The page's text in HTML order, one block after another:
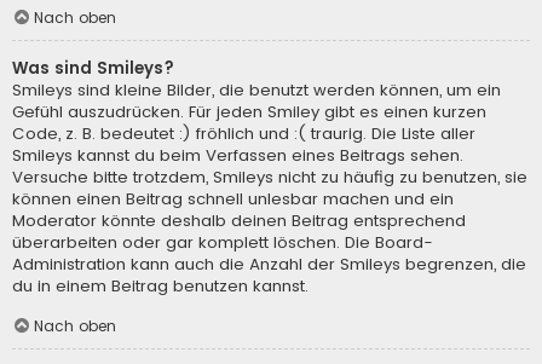
Nach oben
Was sind Smileys?
Smileys sind kleine Bilder, die benutzt werden können, um ein
Gefühl auszudrücken. Für jeden Smiley gibt es einen kurzen
Code, z. B. bedeutet :) fröhlich und :( traurig. Die Liste aller
Smileys kannst du beim Verfassen eines Beitrags sehen.
Versuche bitte trotzdem, Smileys nicht zu häufig zu benutzen, sie
können einen Beitrag schnell unlesbar machen und ein
Moderator könnte deshalb deinen Beitrag entsprechend
überarbeiten oder gar komplett löschen. Die Board-
Administration kann auch die Anzahl der Smileys begrenzen, die
du in einem Beitrag benutzen kannst.
Nach oben